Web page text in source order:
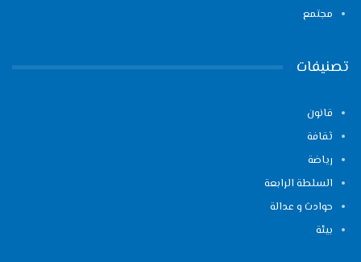
مجتمع
تصنيفات
قانون
ثقافة
رياضة
السلطة الرابعة
حوادث و عدالة
بيئة